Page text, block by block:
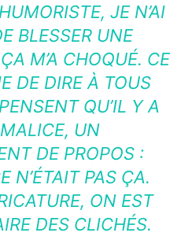
JE N’AI
BLESSER UNE
M’A CHOQUÉ. CE
DE DIRE À TOUS
QU’IL Y A
UN
DE PROPOS :
N’ÉTAIT PAS ÇA.
ON EST
DES CLICHÉS.